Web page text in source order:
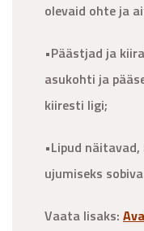
olevaid ohte ja
•Päästjad ja
asukohti ja
kiiresti ligi;
•Lipud
ujumiseks
Vaata lisaks: